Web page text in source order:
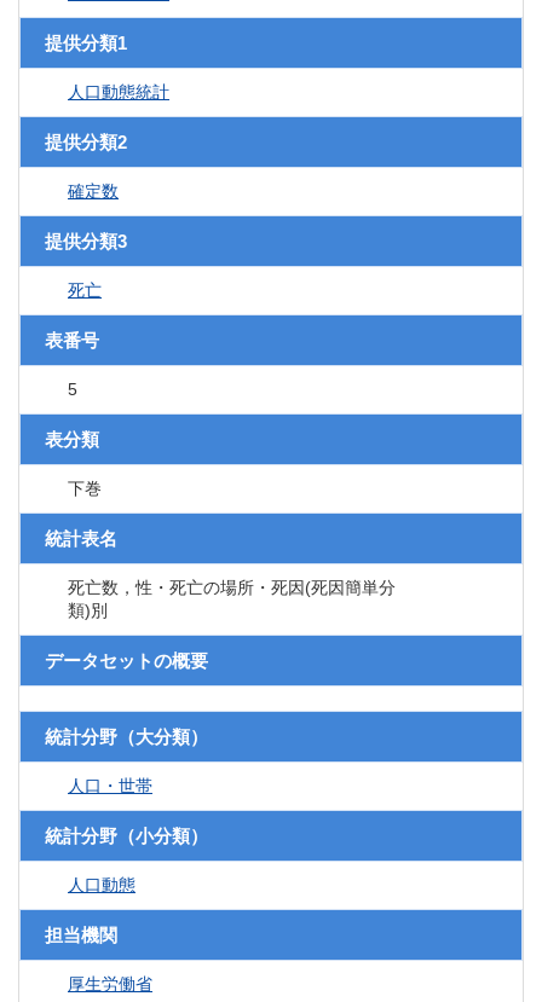
提供分類1
人口動態統計
提供分類2
確定数
提供分類3
死亡
表番号
5
表分類
下巻
統計表名
死亡数，性・死亡の場所・死因(死因簡単分
類)別
データセットの概要
統計分野（大分類）
人口・世帯
統計分野（小分類）
人口動態
担当機関
厚生労働省